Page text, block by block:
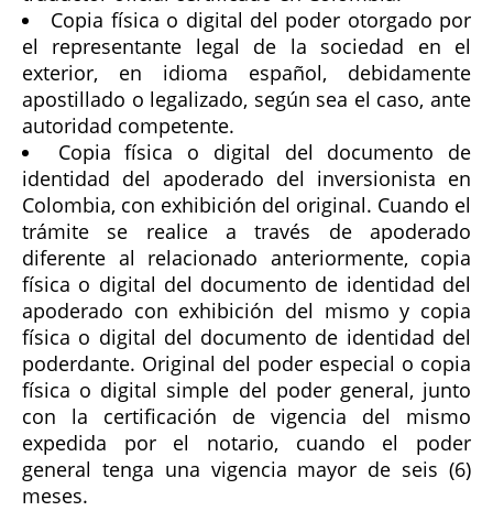
Copia física o digital del poder otorgado por
el representante legal de la sociedad en el
exterior, en idioma español, debidamente
apostillado o legalizado, según sea el caso, ante
autoridad competente.
Copia física o digital del documento de
identidad del apoderado del inversionista en
Colombia, con exhibición del original. Cuando el
trámite se realice a través de apoderado
diferente al relacionado anteriormente, copia
física o digital del documento de identidad del
apoderado con exhibición del mismo y copia
física o digital del documento de identidad del
poderdante. Original del poder especial o copia
física o digital simple del poder general, junto
con la certificación de vigencia del mismo
expedida por el notario, cuando el poder
general tenga una vigencia mayor de seis (6)
meses.